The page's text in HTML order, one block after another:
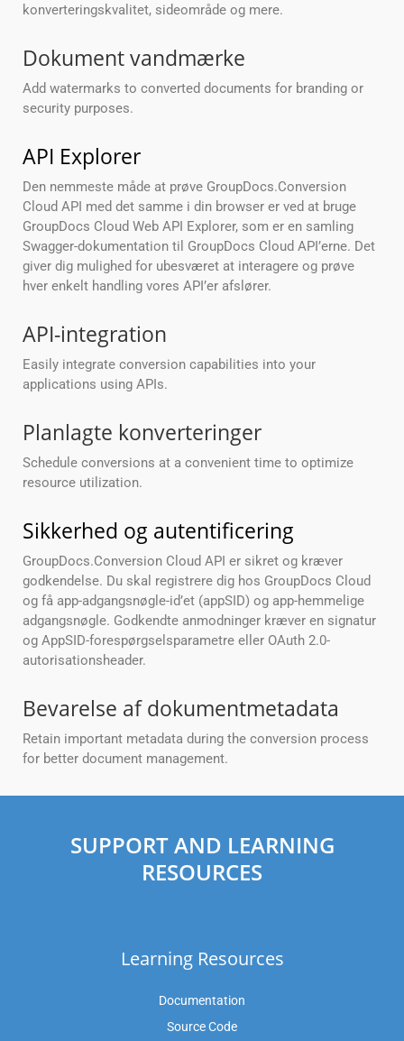
konverteringskvalitet, sideområde og mere.
Dokument vandmærke
Add watermarks to converted documents for branding or
security purposes.
API Explorer
Den nemmeste måde at prøve GroupDocs.Conversion
Cloud API med det samme i din browser er ved at bruge
GroupDocs Cloud Web API Explorer, som er en samling
Swagger-dokumentation til GroupDocs Cloud API’erne. Det
giver dig mulighed for ubesværet at interagere og prøve
hver enkelt handling vores API’er afslører.
API-integration
Easily integrate conversion capabilities into your
applications using APIs.
Planlagte konverteringer
Schedule conversions at a convenient time to optimize
resource utilization.
Sikkerhed og autentificering
GroupDocs.Conversion Cloud API er sikret og kræver
godkendelse. Du skal registrere dig hos GroupDocs Cloud
og få app-adgangsnøgle-id’et (appSID) og app-hemmelige
adgangsnøgle. Godkendte anmodninger kræver en signatur
og AppSID-forespørgselsparametre eller OAuth 2.0-
autorisationsheader.
Bevarelse af dokumentmetadata
Retain important metadata during the conversion process
for better document management.
SUPPORT AND LEARNING
RESOURCES
Learning Resources
Documentation
Source Code